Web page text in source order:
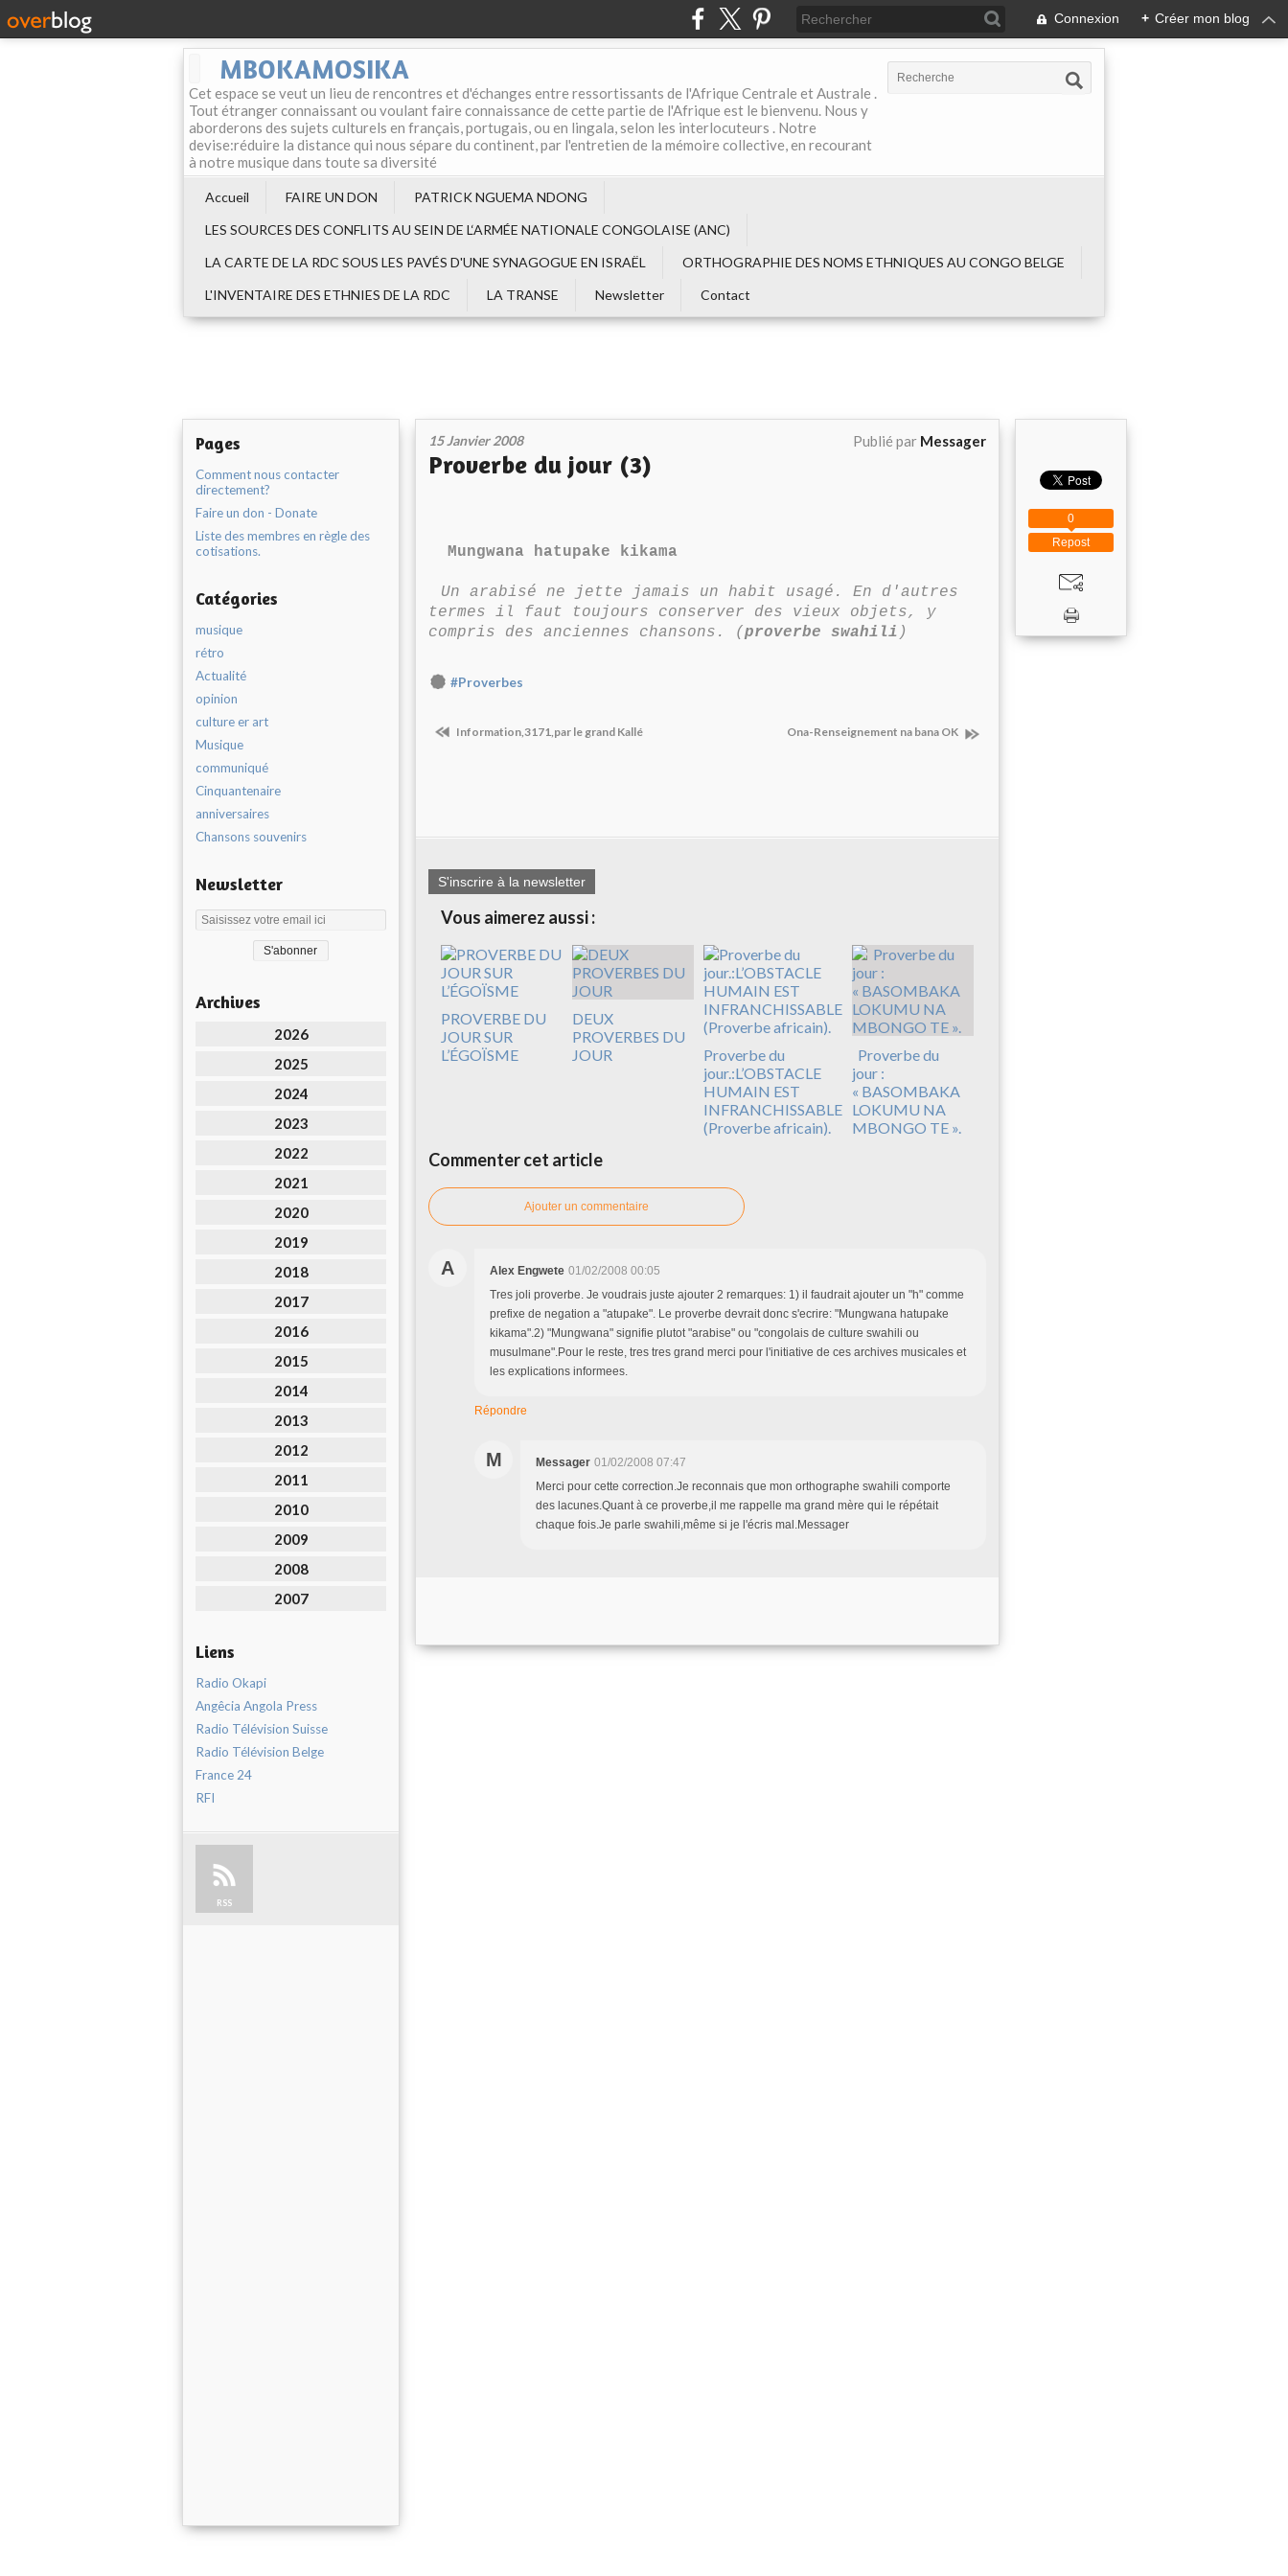
Connexion + Créer mon blog
MBOKAMOSIKA
Cet espace se veut un lieu de rencontres et d'échanges entre ressortissants de l'Afrique Centrale et Australe .
Tout étranger connaissant ou voulant faire connaissance de cette partie de l'Afrique est le bienvenu. Nous y
aborderons des sujets culturels en français, portugais, ou en lingala, selon les interlocuteurs . Notre
devise:réduire la distance qui nous sépare du continent, par l'entretien de la mémoire collective, en recourant
à notre musique dans toute sa diversité
Accueil FAIRE UN DON
PATRICK NGUEMA NDONG
LES SOURCES DES CONFLITS AU SEIN DE L‘ARMÉE NATIONALE CONGOLAISE (ANC)
LA CARTE DE LA RDC SOUS LES PAVÉS D'UNE SYNAGOGUE EN ISRAËL
ORTHOGRAPHIE DES NOMS ETHNIQUES AU CONGO BELGE
L'INVENTAIRE DES ETHNIES DE LA RDC
LA TRANSE Newsletter Contact
Pages
Comment nous contacter
directement?
Faire un don - Donate
Liste des membres en règle des
cotisations.
Catégories
musique
rétro
Actualité
opinion
culture er art
Musique
communiqué
Cinquantenaire
anniversaires
Chansons souvenirs
Newsletter
Archives
2026
2025
2024
2023
2022
2021
2020
2019
2018
2017
2016
2015
2014
2013
2012
2011
2010
2009
2008
2007
Liens
Radio Okapi
Angêcia Angola Press
Radio Télévision Suisse
Radio Télévision Belge
France 24
RFI
RSS
15 Janvier 2008 Publié par Messager
Proverbe du jour (3)
Mungwana hatupake kikama
Un arabisé ne jette jamais un habit usagé. En d'autres
termes il faut toujours conserver des vieux objets, y
compris des anciennes chansons. (proverbe swahili )
#Proverbes
Information,3171,par le grand Kallé Ona-Renseignement na bana OK
S'inscrire à la newsletter
Vous aimerez aussi :
PROVERBE DU
JOUR SUR
L’ÉGOÏSME
DEUX
PROVERBES DU
JOUR
Proverbe du
jour.:L’OBSTACLE
HUMAIN EST
INFRANCHISSABLE
(Proverbe africain).
Proverbe du
jour :
« BASOMBAKA
LOKUMU NA
MBONGO TE ».
Commenter cet article
Ajouter un commentaire
A Alex Engwete 01/02/2008 00:05
Tres joli proverbe. Je voudrais juste ajouter 2 remarques: 1) il faudrait ajouter un "h" comme
prefixe de negation a "atupake". Le proverbe devrait donc s'ecrire: "Mungwana hatupake
kikama".2) "Mungwana" signifie plutot "arabise" ou "congolais de culture swahili ou
musulmane".Pour le reste, tres tres grand merci pour l'initiative de ces archives musicales et
les explications informees.
Répondre
M Messager 01/02/2008 07:47
Merci pour cette correction.Je reconnais que mon orthographe swahili comporte
des lacunes.Quant à ce proverbe,il me rappelle ma grand mère qui le répétait
chaque fois.Je parle swahili,même si je l'écris mal.Messager
Repost
0